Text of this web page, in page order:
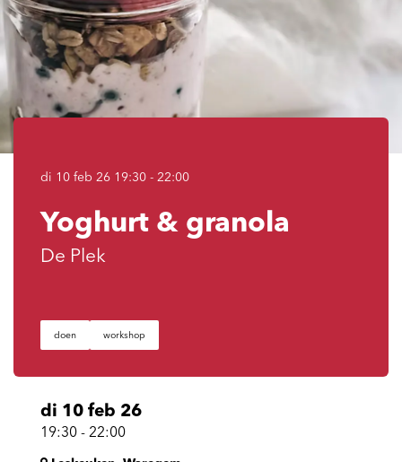
Yoghurt & granola
De Plek
di 10 feb 26 19:30 - 22:00
doen workshop
di 10 feb 26
19:30 - 22:00